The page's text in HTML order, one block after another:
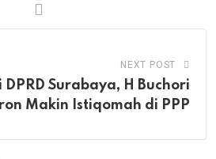
NEXT POST
DPRD Surabaya, H Buchori
Makin Istiqomah di PPP